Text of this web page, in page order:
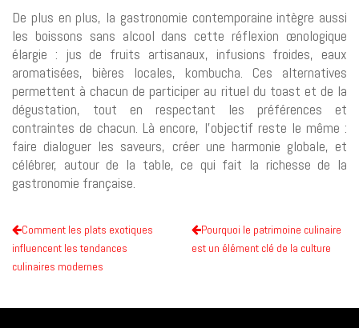
De plus en plus, la gastronomie contemporaine intègre aussi
les boissons sans alcool dans cette réflexion œnologique
élargie : jus de fruits artisanaux, infusions froides, eaux
aromatisées, bières locales, kombucha. Ces alternatives
permettent à chacun de participer au rituel du toast et de la
dégustation, tout en respectant les préférences et
contraintes de chacun. Là encore, l’objectif reste le même :
faire dialoguer les saveurs, créer une harmonie globale, et
célébrer, autour de la table, ce qui fait la richesse de la
gastronomie française.
Comment les plats exotiques
influencent les tendances
culinaires modernes
Pourquoi le patrimoine culinaire
est un élément clé de la culture